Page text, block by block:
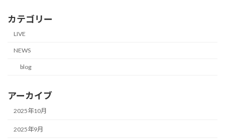
カテゴリー
LIVE
NEWS
blog
アーカイブ
2025年10月
2025年9月